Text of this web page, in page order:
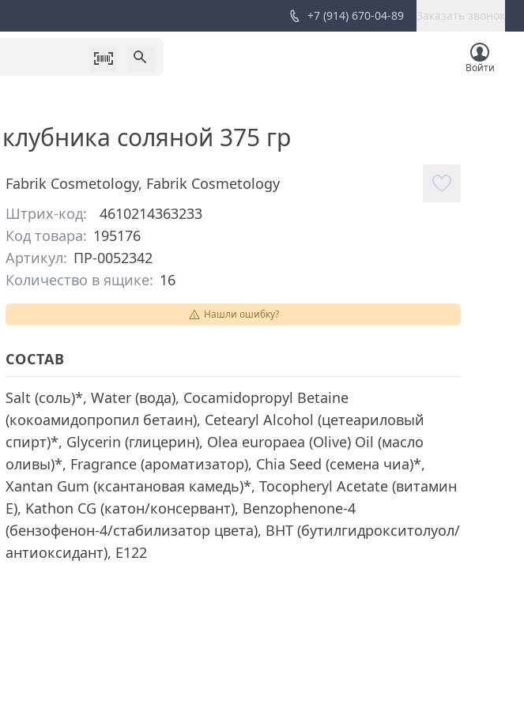
+7 (914) 670-04-89 Заказать звонок
Войти
соляной 375 гр
Fabrik Cosmetology, Fabrik Cosmetology
Штрих-код:
4610214363233
Код товара: 195176
Артикул: ПР-0052342
Количество в ящике: 16
Нашли ошибку?
СОСТАВ
Salt (соль)*, Water (вода), Cocamidopropyl Betaine
(кокоамидопропил бетаин), Cetearyl Alcohol (цетеариловый
спирт)*, Glycerin (глицерин), Olea europaea (Olive) Oil (масло
оливы)*, Fragrance (ароматизатор), Chia Seed (семена чиа)*,
Xantan Gum (ксантановая камедь)*, Tocopheryl Acetate (витамин
Е), Kathon CG (катон/консервант), Benzophenone-4
(бензофенон-4/стабилизатор цвета), BHT (бутилгидрокситолуол/
антиоксидант), Е122